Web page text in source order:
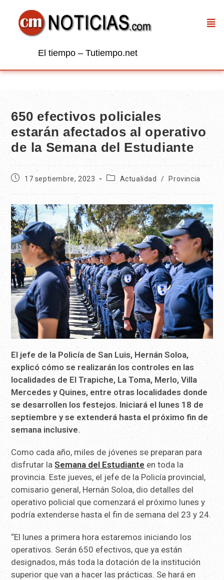
El tiempo – Tutiempo.net
650 efectivos policiales
estarán afectados al operativo
de la Semana del Estudiante
17 septiembre, 2023 Actualidad / Provincia
El jefe de la Policía de San Luis, Hernán Soloa,
explicó cómo se realizarán los controles en las
localidades de El Trapiche, La Toma, Merlo, Villa
Mercedes y Quines, entre otras localidades donde
se desarrollen los festejos. Iniciará el lunes 18 de
septiembre y se extenderá hasta el próximo fin de
semana inclusive.
Como cada año, miles de jóvenes se preparan para
disfrutar laSemana del Estudiante en toda la
provincia. Este jueves, el jefe de la Policía provincial,
comisario general, Hernán Soloa, dio detalles del
operativo policial que comenzará el próximo lunes y
podría extenderse hasta el fin de semana del 23 y 24.
“El lunes a primera hora estaremos iniciando los
operativos. Serán 650 efectivos, que ya están
designados, más toda la dotación de la institución
superior que van a hacer las prácticas. Se hará en